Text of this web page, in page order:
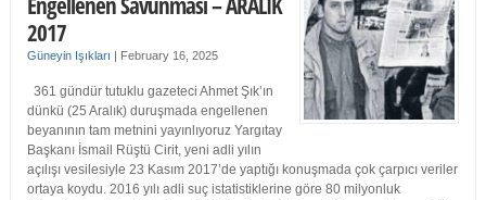
2017
Güneyin Işıkları | February 16, 2025
361 gündür tutuklu gazeteci Ahmet Şık’ın
dünkü (25 Aralık) duruşmada engellenen
beyanının tam metnini yayınlıyoruz Yargıtay
Başkanı İsmail Rüştü Cirit, yeni adli yılın
açılışı vesilesiyle 23 Kasım 2017’de yaptığı konuşmada çok çarpıcı veriler
ortaya koydu. 2016 yılı adli suç istatistiklerine göre 80 milyonluk